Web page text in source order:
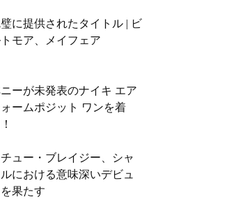
に提供されたタイトル | ビ
モア、メイフェア
ーが未発表のナイキ エア
ームポジット ワンを着
ュー・ブレイジー、シャ
における意味深いデビュ
果たす